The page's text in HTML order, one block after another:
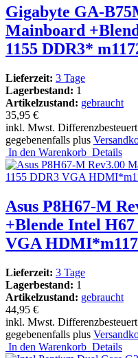
Gigabyte GA-
Mainboard
1155 DDR3*
Lieferzeit: 3 Tage
Lagerbestand: 1
Artikelzustand: gebraucht
35,95 €
inkl. Mwst.
gegebenenfalls plus
In den Warenkorb Details
Asus P8H67-M
+Blende Intel H67
VGA
Lieferzeit: 3 Tage
Lagerbestand: 1
Artikelzustand: gebraucht
44,95 €
inkl. Mwst.
gegebenenfalls plus
In den Warenkorb Details